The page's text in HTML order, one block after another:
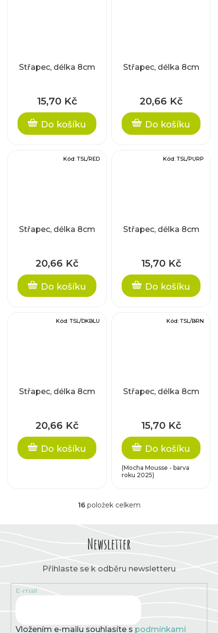
Střapec, délka 8cm
15,70 Kč
Do košíku
Střapec, délka 8cm
20,66 Kč
Do košíku
Střapec, délka 8cm
20,66 Kč
Do košíku
Kód: TSL/RED
Střapec, délka 8cm
15,70 Kč
Do košíku
Kód: TSL/PURP
Střapec, délka 8cm
20,66 Kč
Do košíku
Kód: TSL/DKBLU
Střapec, délka 8cm
15,70 Kč
Do košíku
(Mocha Mousse - barva
roku 2025)
Kód: TSL/BRN
O
d
c
í
p
v
16položek celkem
Newsletter
Přihlaste se k odběru newsletteru
E-mail
Vložením e-mailu souhlasíte s podmínkami